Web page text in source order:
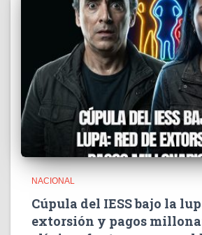
NACIONAL
Cúpula del IESS bajo la
extorsión y pagos